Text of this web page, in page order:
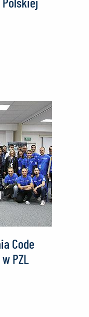
Polskiej
Code
PZL